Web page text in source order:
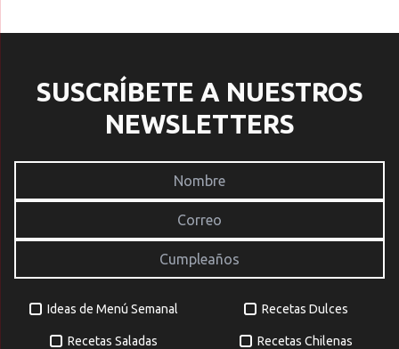
SUSCRÍBETE A NUESTROS
NEWSLETTERS
Ideas de Menú Semanal Recetas Dulces
Recetas Saladas Recetas Chilenas